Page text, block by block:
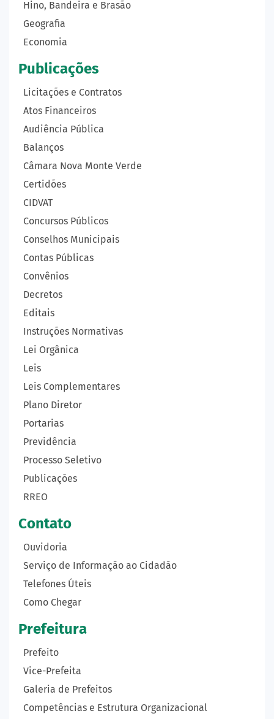
Hino, Bandeira e Brasão
Geografia
Economia
Publicações
Licitações e Contratos
Atos Financeiros
Audiência Pública
Balanços
Câmara Nova Monte Verde
Certidões
CIDVAT
Concursos Públicos
Conselhos Municipais
Contas Públicas
Convênios
Decretos
Editais
Instruções Normativas
Lei Orgânica
Leis
Leis Complementares
Plano Diretor
Portarias
Previdência
Processo Seletivo
Publicações
RREO
Contato
Ouvidoria
Serviço de Informação ao Cidadão
Telefones Úteis
Como Chegar
Prefeitura
Prefeito
Vice-Prefeita
Galeria de Prefeitos
Competências e Estrutura Organizacional